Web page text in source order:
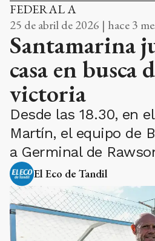
FEDERAL A
25 de abril de 2026 | hace 3
Santamarina
casa en busca
victoria
Desde las 18.30, en
Martín, el equipo de
a Germinal de
El Eco de Tandil